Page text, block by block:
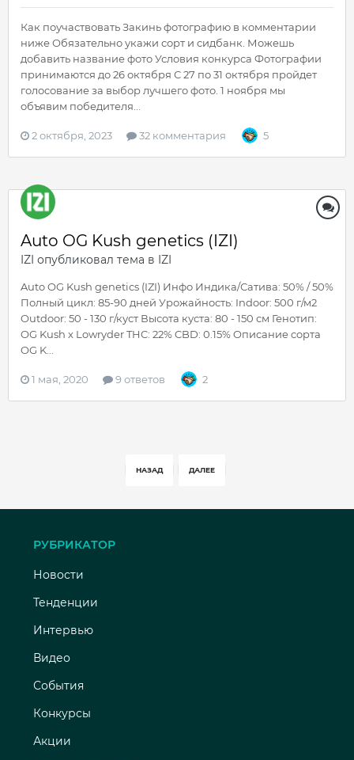
Как поучаствовать Закинь фотографию в комментарии
ниже Обязательно укажи сорт и сидбанк. Можешь
добавить название фото Условия конкурса Фотографии
принимаются до 26 октября С 27 по 31 октября пройдет
голосование за выбор лучшего фото. 1 ноября мы
объявим победителя...
2 октября, 2023 32 комментария 5
Auto OG Kush genetics (IZI)
IZI опубликовал тема в IZI
Auto OG Kush genetics (IZI) Инфо Индика/Сатива: 50% / 50%
Полный цикл: 85-90 дней Урожайность: Indoor: 500 г/м2
Outdoor: 50 - 130 г/куст Высота куста: 80 - 150 см Генотип:
OG Kush x Lowryder THC: 22% CBD: 0.15% Oпиcaниe copтa
OG K...
1 мая, 2020 9 ответов 2
НАЗАД ДАЛЕЕ
РУБРИКАТОР
Новости
Тенденции
Интервью
Видео
События
Конкурсы
Акции